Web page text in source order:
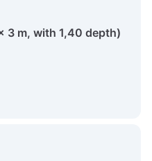
3 m, with 1,40 depth)